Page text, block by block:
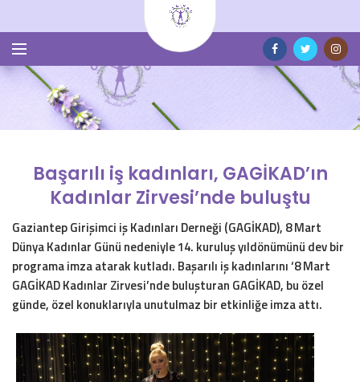
Başarılı iş kadınları, GAGİKAD’ın
Kadınlar Zirvesi’nde buluştu
Gaziantep Girişimci iş Kadınları Derneği (GAGİKAD), 8 Mart
Dünya Kadınlar Günü nedeniyle 14. kuruluş yıldönümünü dev bir
programa imza atarak kutladı. Başarılı iş kadınlarını ‘8 Mart
GAGİKAD Kadınlar Zirvesi’nde buluşturan GAGİKAD, bu özel
günde, özel konuklarıyla unutulmaz bir etkinliğe imza attı.